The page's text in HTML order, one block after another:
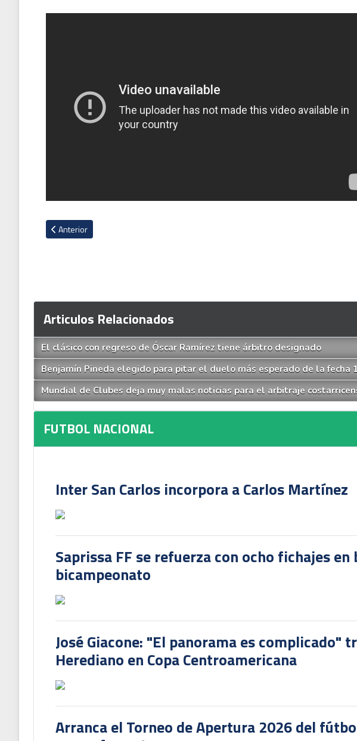
Artículo anterior: Video de Saprissa entrenando en gimnasio movió las redes sociales
Anterior
Articulos Relacionados
El clásico con regreso de Óscar Ramírez tiene árbitro designado
Benjamín Pineda elegido para pitar el duelo más esperado de la fecha
Mundial de Clubes deja muy malas noticias para el arbitraje
FUTBOL NACIONAL
Inter San Carlos incorpora a Carlos Martínez
Saprissa FF se refuerza con ocho fichajes en
bicampeonato
José Giacone: "El panorama es complicado"
Herediano en Copa Centroamericana
Arranca el Torneo de Apertura 2026 del